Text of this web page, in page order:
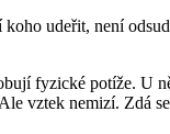
udeřit, není
fyzické potíže. U
vztek nemizí. Zdá